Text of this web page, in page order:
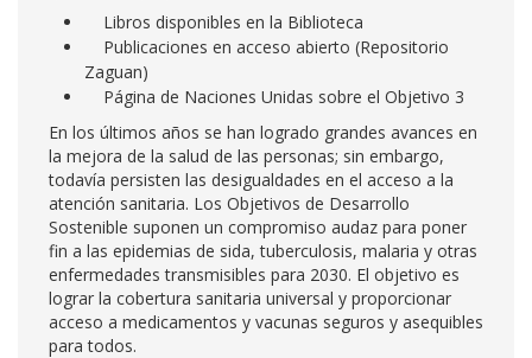
Libros disponibles en la Biblioteca
Publicaciones en acceso abierto (Repositorio
Zaguan)
Página de Naciones Unidas sobre el Objetivo 3
En los últimos años se han logrado grandes avances en
la mejora de la salud de las personas; sin embargo,
todavía persisten las desigualdades en el acceso a la
atención sanitaria. Los Objetivos de Desarrollo
Sostenible suponen un compromiso audaz para poner
fin a las epidemias de sida, tuberculosis, malaria y otras
enfermedades transmisibles para 2030. El objetivo es
lograr la cobertura sanitaria universal y proporcionar
acceso a medicamentos y vacunas seguros y asequibles
para todos.